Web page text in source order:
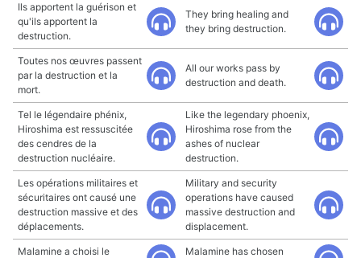
Ils apportent la guérison et
qu'ils apportent la
destruction.
They bring healing and
they bring destruction.
Toutes nos œuvres passent
par la destruction et la
mort.
All our works pass by
destruction and death.
Tel le légendaire phénix,
Hiroshima est ressuscitée
des cendres de la
destruction nucléaire.
Like the legendary phoenix,
Hiroshima rose from the
ashes of nuclear
destruction.
Les opérations militaires et
sécuritaires ont causé une
destruction massive et des
déplacements.
Military and security
operations have caused
massive destruction and
displacement.
Malamine a choisi le
Malamine has chosen